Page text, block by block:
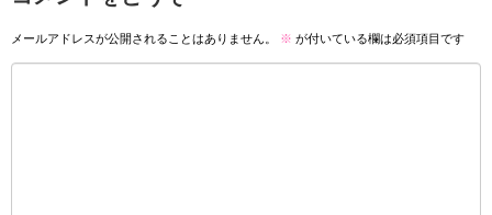
メールアドレスが公開されることはありません。 ※ が付いている欄は必須項目です